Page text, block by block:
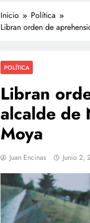
Inicio
Política
Libran orden de
POLÍTICA
Libran
alcalde de
Moya
Juan Encinas Junio 2,
redes
de
julio